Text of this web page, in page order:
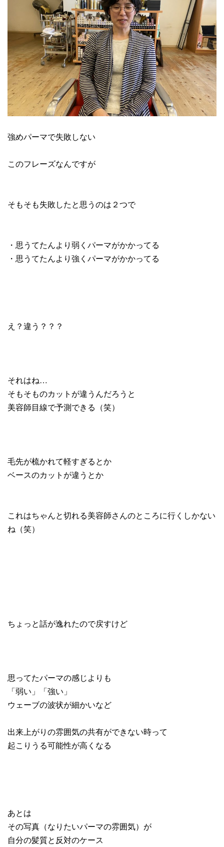
強めパーマで失敗しない
このフレーズなんですが
そもそも失敗したと思うのは２つで
・思うてたんより弱くパーマがかかってる
・思うてたんより強くパーマがかかってる
え？違う？？？
それはね…
そもそものカットが違うんだろうと
美容師目線で予測できる（笑）
毛先が梳かれて軽すぎるとか
ベースのカットが違うとか
これはちゃんと切れる美容師さんのところに行くしかない
ね（笑）
ちょっと話が逸れたので戻すけど
思ってたパーマの感じよりも
「弱い」「強い」
ウェーブの波状が細かいなど
出来上がりの雰囲気の共有ができない時って
起こりうる可能性が高くなる
あとは
その写真（なりたいパーマの雰囲気）が
自分の髪質と反対のケース